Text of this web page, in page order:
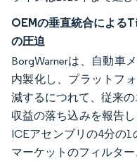
OEMの垂直統合による
の圧迫
BorgWarnerは、自動車
内製化し、プラットフ
減するにつれて、従来
収益の落ち込みを報告
ICEアセンブリの4分の
マーケットのフィルタ